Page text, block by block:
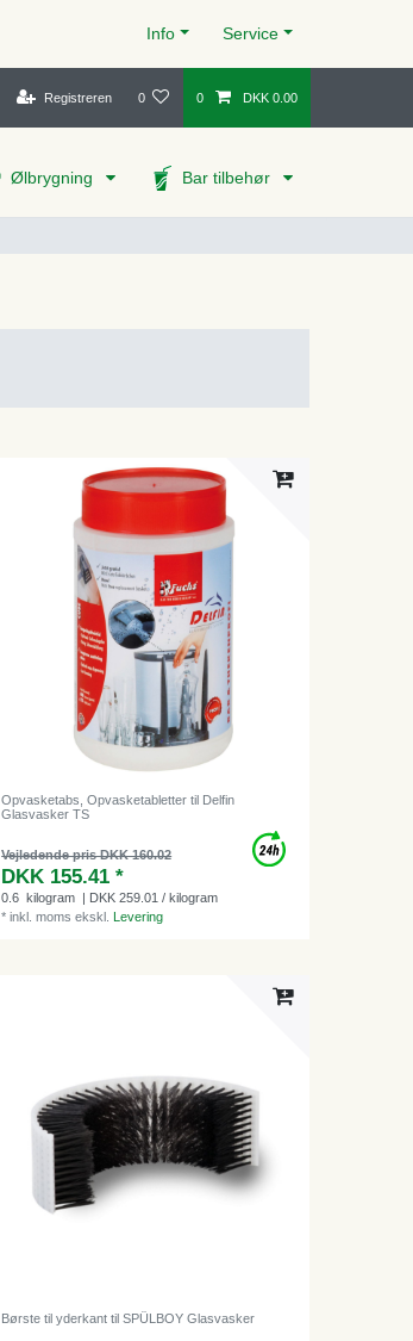
Info Service
Registreren 0 0 DKK 0.00
Ølbrygning Bar tilbehør
Opvasketabs, Opvasketabletter til Delfin
Glasvasker TS
Vejledende pris DKK 160.02
DKK 155.41 *
0.6 kilogram | DKK 259.01 / kilogram
*inkl. moms ekskl.Levering
Børste til yderkant til SPÜLBOY Glasvasker